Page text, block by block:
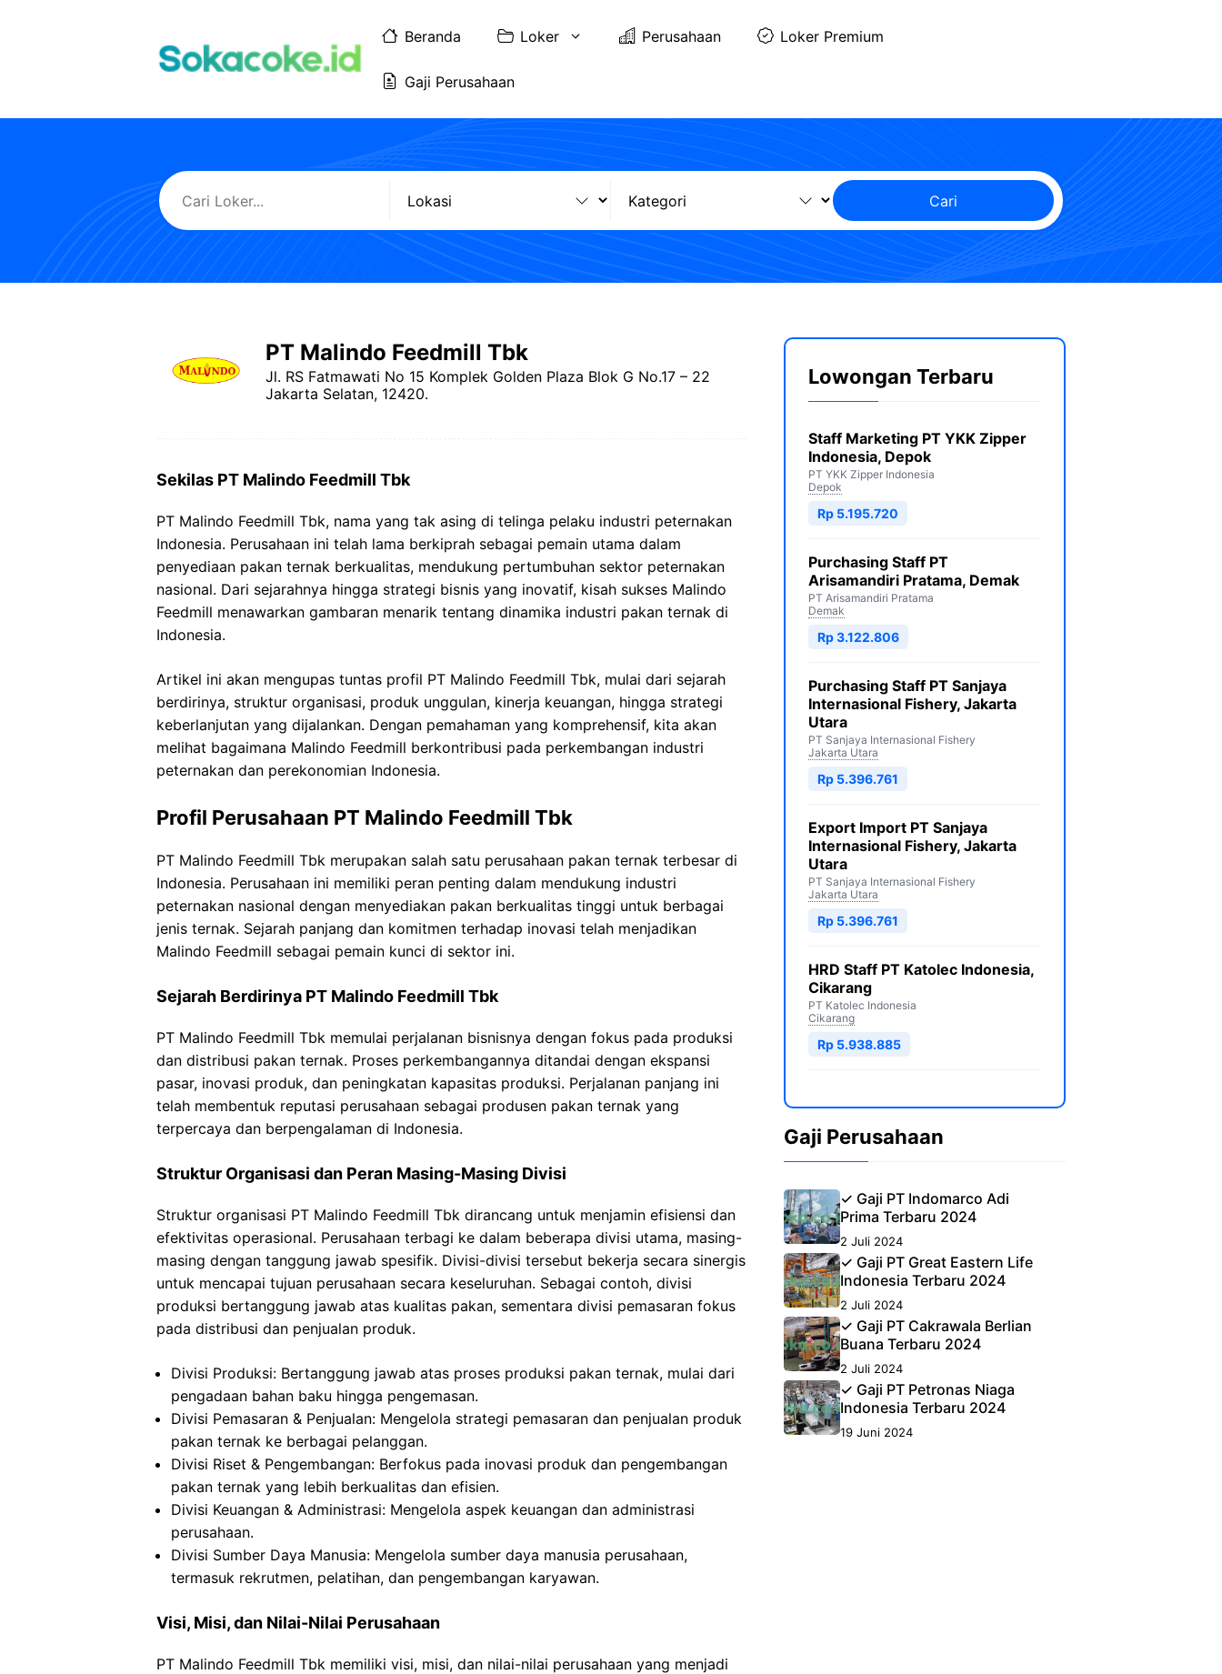
Beranda Loker Perusahaan Loker Premium
Gaji Perusahaan
Cari
PT Malindo Feedmill Tbk
Jl. RS Fatmawati No 15 Komplek Golden Plaza Blok G No.17 – 22
Jakarta Selatan, 12420.
Sekilas PT Malindo Feedmill Tbk
PT Malindo Feedmill Tbk, nama yang tak asing di telinga pelaku industri peternakan
Indonesia. Perusahaan ini telah lama berkiprah sebagai pemain utama dalam
penyediaan pakan ternak berkualitas, mendukung pertumbuhan sektor peternakan
nasional. Dari sejarahnya hingga strategi bisnis yang inovatif, kisah sukses Malindo
Feedmill menawarkan gambaran menarik tentang dinamika industri pakan ternak di
Indonesia.
Artikel ini akan mengupas tuntas profil PT Malindo Feedmill Tbk, mulai dari sejarah
berdirinya, struktur organisasi, produk unggulan, kinerja keuangan, hingga strategi
keberlanjutan yang dijalankan. Dengan pemahaman yang komprehensif, kita akan
melihat bagaimana Malindo Feedmill berkontribusi pada perkembangan industri
peternakan dan perekonomian Indonesia.
Profil Perusahaan PT Malindo Feedmill Tbk
PT Malindo Feedmill Tbk merupakan salah satu perusahaan pakan ternak terbesar di
Indonesia. Perusahaan ini memiliki peran penting dalam mendukung industri
peternakan nasional dengan menyediakan pakan berkualitas tinggi untuk berbagai
jenis ternak. Sejarah panjang dan komitmen terhadap inovasi telah menjadikan
Malindo Feedmill sebagai pemain kunci di sektor ini.
Sejarah Berdirinya PT Malindo Feedmill Tbk
PT Malindo Feedmill Tbk memulai perjalanan bisnisnya dengan fokus pada produksi
dan distribusi pakan ternak. Proses perkembangannya ditandai dengan ekspansi
pasar, inovasi produk, dan peningkatan kapasitas produksi. Perjalanan panjang ini
telah membentuk reputasi perusahaan sebagai produsen pakan ternak yang
terpercaya dan berpengalaman di Indonesia.
Struktur Organisasi dan Peran Masing-Masing Divisi
Struktur organisasi PT Malindo Feedmill Tbk dirancang untuk menjamin efisiensi dan
efektivitas operasional. Perusahaan terbagi ke dalam beberapa divisi utama, masing-
masing dengan tanggung jawab spesifik. Divisi-divisi tersebut bekerja secara sinergis
untuk mencapai tujuan perusahaan secara keseluruhan. Sebagai contoh, divisi
produksi bertanggung jawab atas kualitas pakan, sementara divisi pemasaran fokus
pada distribusi dan penjualan produk.
Divisi Produksi: Bertanggung jawab atas proses produksi pakan ternak, mulai dari
pengadaan bahan baku hingga pengemasan.
Divisi Pemasaran & Penjualan: Mengelola strategi pemasaran dan penjualan produk
pakan ternak ke berbagai pelanggan.
Divisi Riset & Pengembangan: Berfokus pada inovasi produk dan pengembangan
pakan ternak yang lebih berkualitas dan efisien.
Divisi Keuangan & Administrasi: Mengelola aspek keuangan dan administrasi
perusahaan.
Divisi Sumber Daya Manusia: Mengelola sumber daya manusia perusahaan,
termasuk rekrutmen, pelatihan, dan pengembangan karyawan.
Visi, Misi, dan Nilai-Nilai Perusahaan
PT Malindo Feedmill Tbk memiliki visi, misi, dan nilai-nilai perusahaan yang menjadi
Lowongan Terbaru
Staff Marketing PT YKK Zipper
Indonesia, Depok
PT YKK Zipper Indonesia
Depok
Rp 5.195.720
Purchasing Staff PT
Arisamandiri Pratama, Demak
PT Arisamandiri Pratama
Demak
Rp 3.122.806
Purchasing Staff PT Sanjaya
Internasional Fishery, Jakarta
Utara
PT Sanjaya Internasional Fishery
Jakarta Utara
Rp 5.396.761
Export Import PT Sanjaya
Internasional Fishery, Jakarta
Utara
PT Sanjaya Internasional Fishery
Jakarta Utara
Rp 5.396.761
HRD Staff PT Katolec Indonesia,
Cikarang
PT Katolec Indonesia
Cikarang
Rp 5.938.885
Gaji Perusahaan
✓ Gaji PT Indomarco Adi
Prima Terbaru 2024
2 Juli 2024
✓ Gaji PT Great Eastern Life
Indonesia Terbaru 2024
2 Juli 2024
✓ Gaji PT Cakrawala Berlian
Buana Terbaru 2024
2 Juli 2024
✓ Gaji PT Petronas Niaga
Indonesia Terbaru 2024
19 Juni 2024